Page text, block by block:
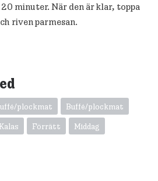
20 minuter. När den är klar, toppa
riven parmesan.
plockmat
Buffé/plockmat
Förrätt Middag